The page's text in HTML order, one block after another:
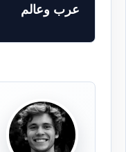
عرب وعالم